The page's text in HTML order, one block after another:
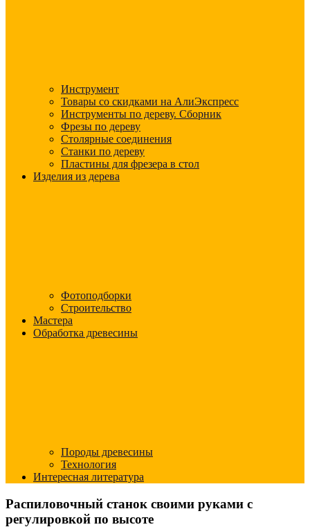
Инструмент
Товары со скидками на АлиЭкспресс
Инструменты по дереву. Сборник
Фрезы по дереву
Столярные соединения
Станки по дереву
Пластины для фрезера в стол
Изделия из дерева
Фотоподборки
Строительство
Мастера
Обработка древесины
Породы древесины
Технология
Интересная литература
Распиловочный станок своими руками с
регулировкой по высоте